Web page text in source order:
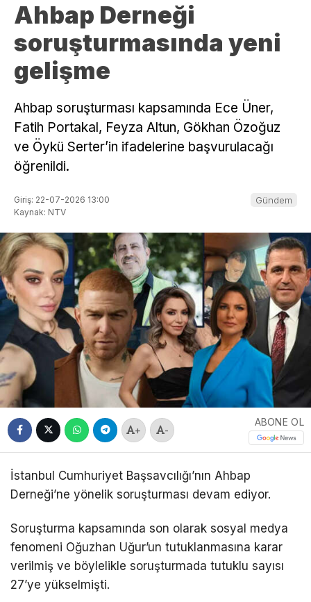
Ahbap Derneği
soruşturmasında yeni
gelişme
Ahbap soruşturması kapsamında Ece Üner,
Fatih Portakal, Feyza Altun, Gökhan Özoğuz
ve Öykü Serter’in ifadelerine başvurulacağı
öğrenildi.
Giriş: 22-07-2026 13:00
Kaynak: NTV
Gündem
+ -
ABONE OL
İstanbul Cumhuriyet Başsavcılığı’nın Ahbap
Derneği’ne yönelik soruşturması devam ediyor.
Soruşturma kapsamında son olarak sosyal medya
fenomeni Oğuzhan Uğur’un tutuklanmasına karar
verilmiş ve böylelikle soruşturmada tutuklu sayısı
27’ye yükselmişti.